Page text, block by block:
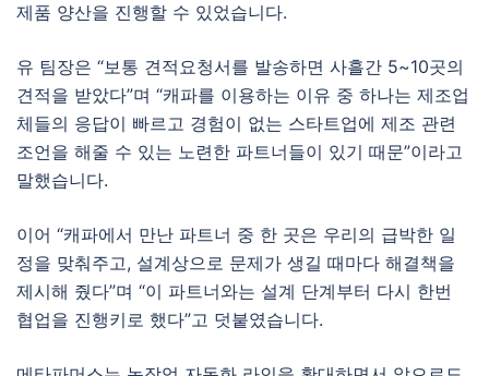
제품 양산을 진행할 수 있었습니다.
유 팀장은 “보통 견적요청서를 발송하면 사흘간 5~10곳의
견적을 받았다”며 “캐파를 이용하는 이유 중 하나는 제조업
체들의 응답이 빠르고 경험이 없는 스타트업에 제조 관련
조언을 해줄 수 있는 노련한 파트너들이 있기 때문”이라고
말했습니다.
이어 “캐파에서 만난 파트너 중 한 곳은 우리의 급박한 일
정을 맞춰주고, 설계상으로 문제가 생길 때마다 해결책을
제시해 줬다”며 “이 파트너와는 설계 단계부터 다시 한번
협업을 진행키로 했다”고 덧붙였습니다.